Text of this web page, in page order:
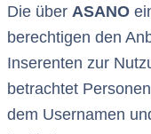
Die über ASANO
berechtigen den
Inserenten zur
betrachtet
dem Usernamen